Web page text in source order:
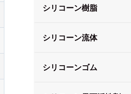
シリコーン樹脂
シリコーン流体
シリコーンゴム